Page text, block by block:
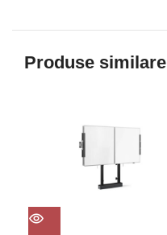
Produse similare